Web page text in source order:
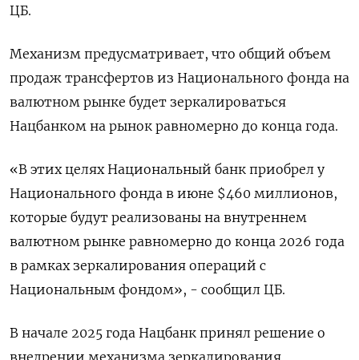
ЦБ.
Механизм ‌предусматривает, что общий объем
продаж ‌трансфертов из Национального фонда на
валютном рынке будет зеркалироваться
Нацбанком на рынок ​равномерно до конца года.
«В этих целях Национальный банк ‌приобрел у
Национального фонда в июне $460 миллионов,
которые будут ​реализованы на внутреннем
валютном рынке равномерно до конца 2026 года
‌в рамках зеркалирования операций с
Национальным фондом», - сообщил ЦБ.
В начале 2025 года Нацбанк принял решение о